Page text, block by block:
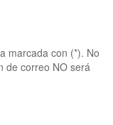
marcada con (*). No
de correo NO será